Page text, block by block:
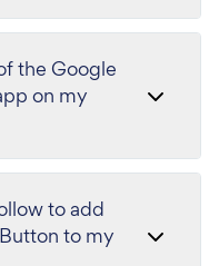
the Google
on my
to add
to my